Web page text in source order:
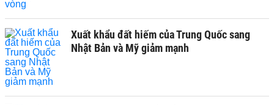
Xuất khẩu đất hiếm của Trung Quốc sang
Nhật Bản và Mỹ giảm mạnh